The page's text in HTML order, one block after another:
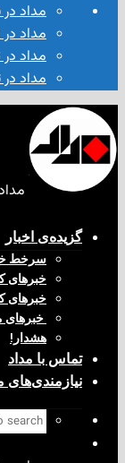
مداد
مداد در
مداد در
مداد در
گزیده‌ی‌ اخبار
سرخط
خبرهای
خبرهای
خبرهای
هشدار!
تماس با مداد
نیازمندی‌های